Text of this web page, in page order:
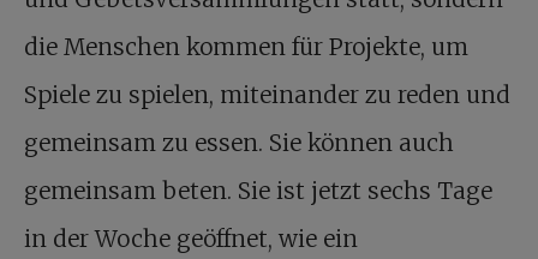
die Menschen kommen für Projekte, um
Spiele zu spielen, miteinander zu reden und
gemeinsam zu essen. Sie können auch
gemeinsam beten. Sie ist jetzt sechs Tage
in der Woche geöffnet, wie ein